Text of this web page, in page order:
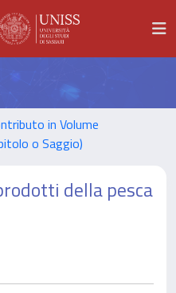
in Volume
o Saggio)
della pesca